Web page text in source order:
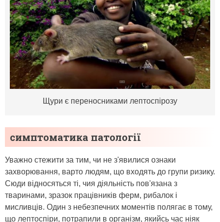
Щури є переносниками лептоспірозу
симптоматика патології
Уважно стежити за тим, чи не з'явилися ознаки
захворювання, варто людям, що входять до групи ризику.
Сюди відносяться ті, чия діяльність пов'язана з
тваринами, зразок працівників ферм, рибалок і
мисливців. Один з небезпечних моментів полягає в тому,
що лептоспіри, потрапили в організм, якийсь час ніяк